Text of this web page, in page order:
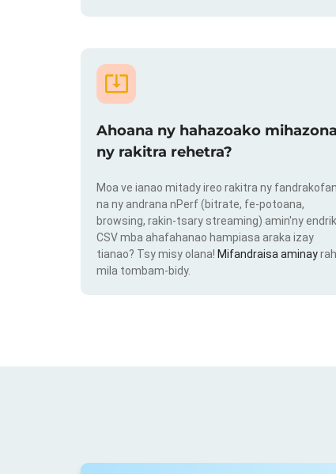
Ahoana ny hahazoako mihazona
ny rakitra rehetra?
Moa ve ianao mitady ireo rakitra ny
na ny andrana nPerf (bitrate, fe-potoana,
browsing, rakin-tsary streaming) amin'ny
CSV mba ahafahanao hampiasa araka izay
tianao? Tsy misy olana! Mifandraisa aminay
mila tombam-bidy.